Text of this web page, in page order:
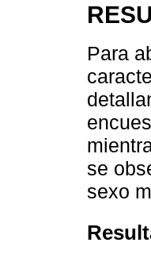
Para
se
sexo